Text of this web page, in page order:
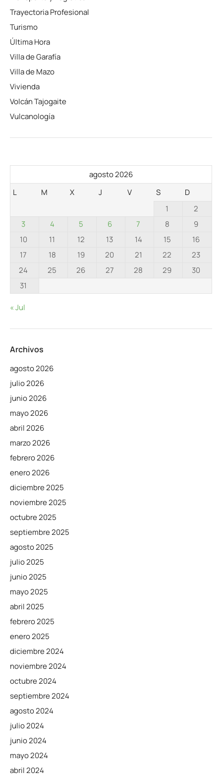
Trayectoria Profesional
Turismo
Última Hora
Villa de Garafía
Villa de Mazo
Vivienda
Volcán Tajogaite
Vulcanología
agosto 2026
L
M X J V S
D
1
2
3
4 5 6 7 8
9
10
11 12 13 14 15
16
17
18 19 20 21 22
23
24
25 26 27 28 29
30
31
« Jul
Archivos
agosto 2026
julio 2026
junio 2026
mayo 2026
abril 2026
marzo 2026
febrero 2026
enero 2026
diciembre 2025
noviembre 2025
octubre 2025
septiembre 2025
agosto 2025
julio 2025
junio 2025
mayo 2025
abril 2025
febrero 2025
enero 2025
diciembre 2024
noviembre 2024
octubre 2024
septiembre 2024
agosto 2024
julio 2024
junio 2024
mayo 2024
abril 2024